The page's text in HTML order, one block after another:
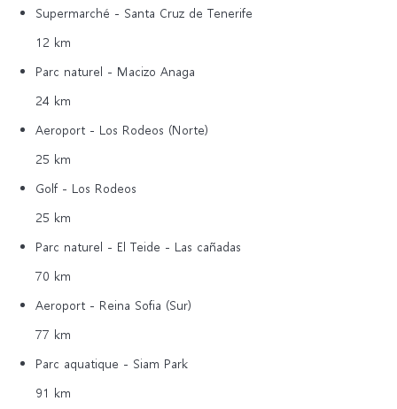
Supermarché - Santa Cruz de Tenerife
12 km
Parc naturel - Macizo Anaga
24 km
Aeroport - Los Rodeos (Norte)
25 km
Golf - Los Rodeos
25 km
Parc naturel - El Teide - Las cañadas
70 km
Aeroport - Reina Sofia (Sur)
77 km
Parc aquatique - Siam Park
91 km